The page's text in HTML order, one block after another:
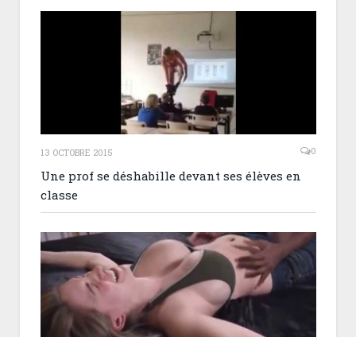
13 OCTOBRE 2015 0
Une prof se déshabille devant ses élèves en
classe